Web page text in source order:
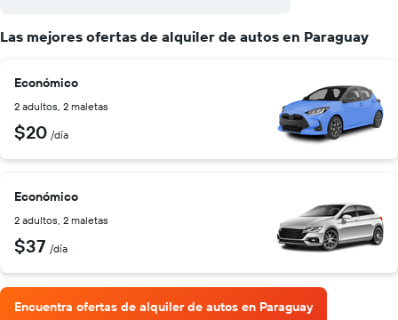
Las mejores ofertas de alquiler de autos en Paraguay
Económico
2 adultos, 2 maletas
$20 /día
Económico
2 adultos, 2 maletas
$37 /día
Encuentra ofertas de alquiler de autos en Paraguay